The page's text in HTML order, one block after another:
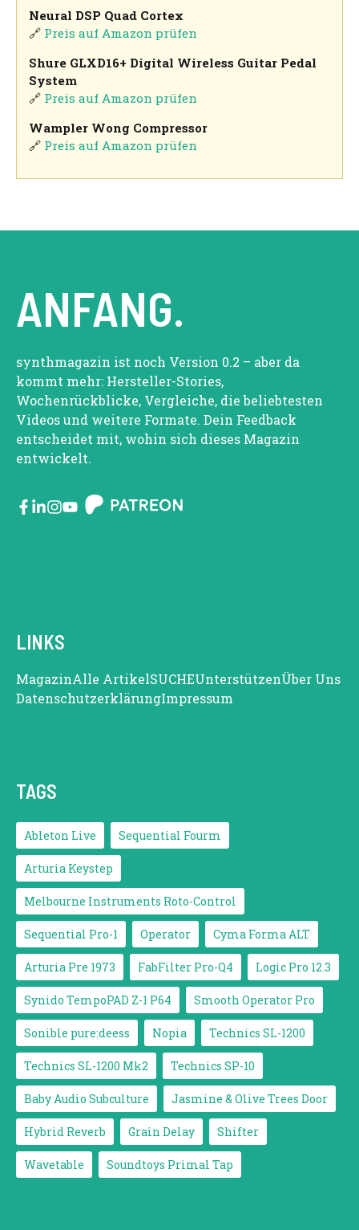
Neural DSP Quad Cortex
🔗 Preis auf Amazon prüfen
Shure GLXD16+ Digital Wireless Guitar Pedal
System
🔗 Preis auf Amazon prüfen
Wampler Wong Compressor
🔗 Preis auf Amazon prüfen
ANFANG.
synthmagazin ist noch Version 0.2 – aber da
kommt mehr: Hersteller-Stories,
Wochenrückblicke, Vergleiche, die beliebtesten
Videos und weitere Formate. Dein Feedback
entscheidet mit, wohin sich dieses Magazin
entwickelt.
LINKS
MagazinAlle ArtikelSUCHEUnterstützenÜber Uns
DatenschutzerklärungImpressum
TAGS
Ableton Live Sequential Fourm
Arturia Keystep
Melbourne Instruments Roto-Control
Sequential Pro-1 Operator Cyma Forma ALT
Arturia Pre 1973 FabFilter Pro-Q4 Logic Pro 12.3
Synido TempoPAD Z-1 P64 Smooth Operator Pro
Sonible pure:deess Nopia Technics SL-1200
Technics SL-1200 Mk2 Technics SP-10
Baby Audio Subculture Jasmine & Olive Trees Door
Hybrid Reverb Grain Delay Shifter
Wavetable Soundtoys Primal Tap